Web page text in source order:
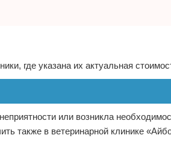
где указана их актуальная
или возникла
также в ветеринарной клинике